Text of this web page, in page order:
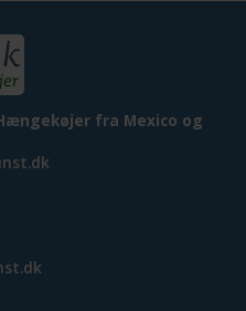
fra Mexico og